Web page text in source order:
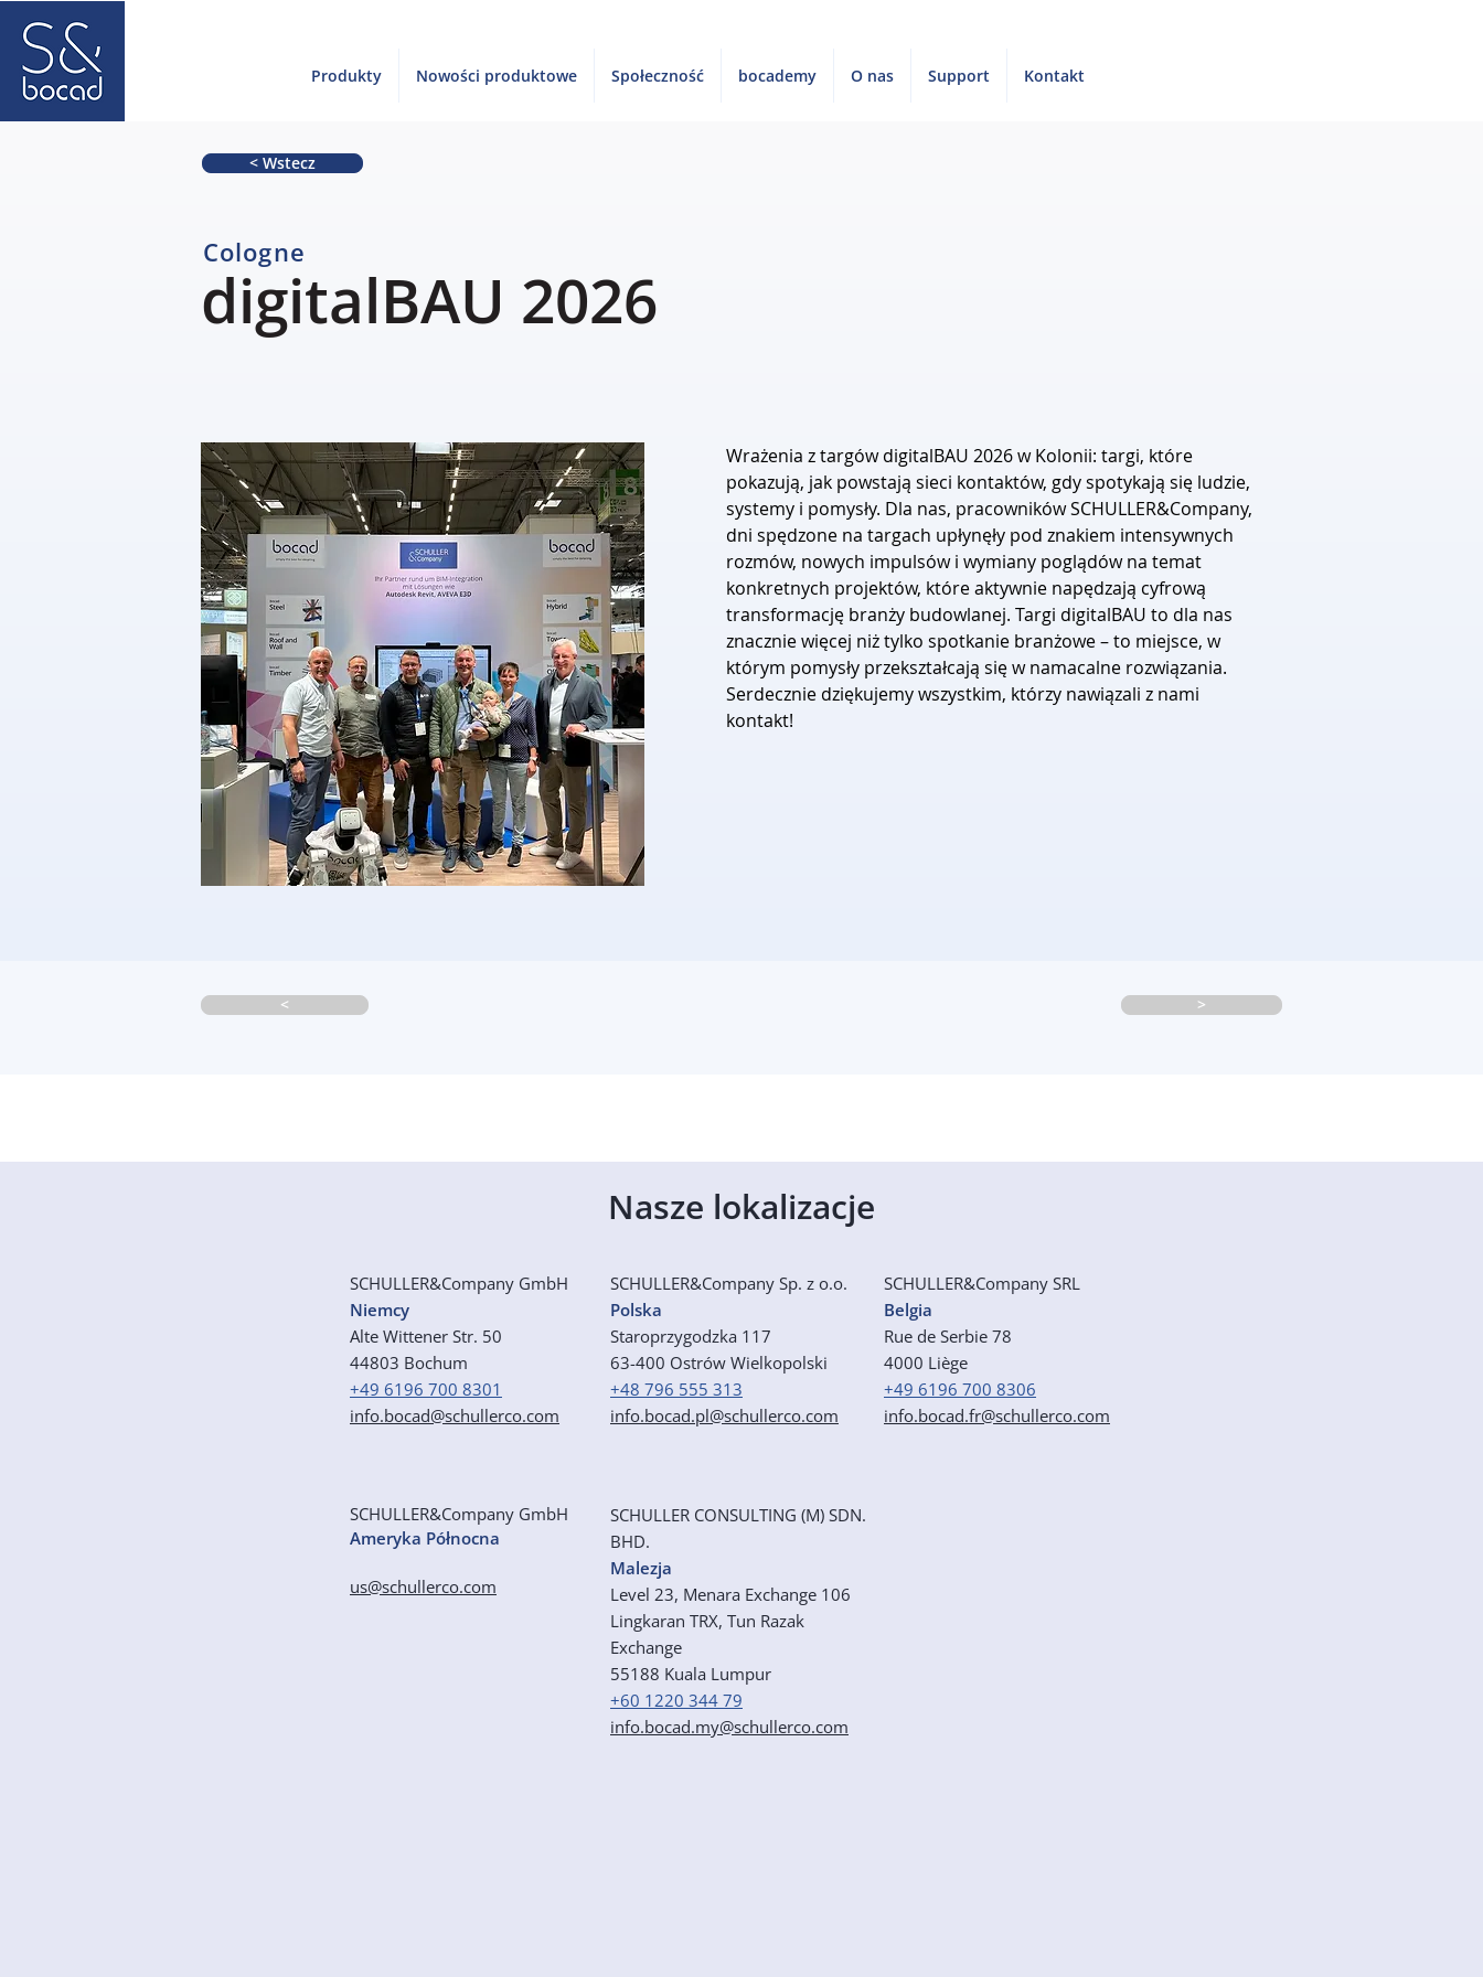
Produkty Nowości produktowe Społeczność bocademy O nas Support Kontakt
< Wstecz
Cologne
digitalBAU 2026
Wrażenia z targów digitalBAU 2026 w Kolonii: targi, które
pokazują, jak powstają sieci kontaktów, gdy spotykają się ludzie,
systemy i pomysły. Dla nas, pracowników SCHULLER&Company,
dni spędzone na targach upłynęły pod znakiem intensywnych
rozmów, nowych impulsów i wymiany poglądów na temat
konkretnych projektów, które aktywnie napędzają cyfrową
transformację branży budowlanej. Targi digitalBAU to dla nas
znacznie więcej niż tylko spotkanie branżowe – to miejsce, w
którym pomysły przekształcają się w namacalne rozwiązania.
Serdecznie dziękujemy wszystkim, którzy nawiązali z nami
kontakt!
< >
Nasze lokalizacje
SCHULLER&Company GmbH
Niemcy
Alte Wittener Str. 50
44803 Bochum
+49 6196 700 8301
info.bocad@schullerco.com
SCHULLER&Company Sp. z o.o.
Polska
Staroprzygodzka 117
63-400 Ostrów Wielkopolski
+48 796 555 313
info.bocad.pl@schullerco.com
SCHULLER&Company SRL
Belgia
Rue de Serbie 78
4000 Liège
+49 6196 700 8306
info.bocad.fr@schullerco.com
SCHULLER&Company GmbH
Ameryka Północna
us@schullerco.com
SCHULLER CONSULTING (M) SDN.
BHD.
Malezja
Level 23, Menara Exchange 106
Lingkaran TRX, Tun Razak
Exchange
55188 Kuala Lumpur
+60 1220 344 79
info.bocad.my@schullerco.com